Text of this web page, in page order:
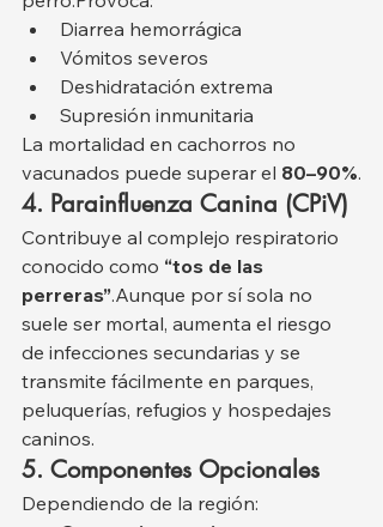
Diarrea hemorrágica
Vómitos severos
Deshidratación extrema
Supresión inmunitaria
La mortalidad en cachorros no
vacunados puede superar el 80–90%.
4. Parainfluenza Canina (CPiV)
Contribuye al complejo respiratorio
conocido como “tos de las
perreras”.Aunque por sí sola no
suele ser mortal, aumenta el riesgo
de infecciones secundarias y se
transmite fácilmente en parques,
peluquerías, refugios y hospedajes
caninos.
5. Componentes Opcionales
Dependiendo de la región: